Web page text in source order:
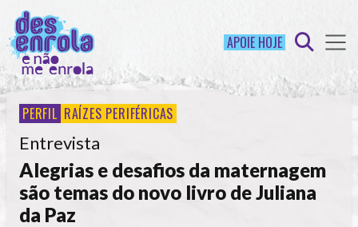
APOIE HOJE
PERFIL RAÍZES PERIFÉRICAS
Entrevista
Alegrias e desafios da maternagem
são temas do novo livro de Juliana
da Paz